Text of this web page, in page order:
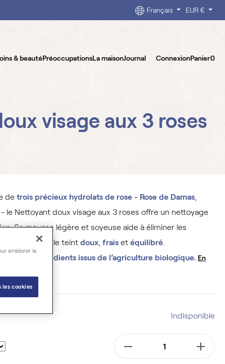
Français EUR €
& beautéPréoccupationsLa maisonJournal ConnexionPanier0
visage aux 3 roses
de trois précieux hydrolats de rose - Rose de Damas
- le Nettoyant doux visage aux 3 roses offre un nettoyage
. Sa mousse légère et soyeuse aide à éliminer les
peau, laissant le teint doux frais et équilibré
64 % d’ingrédients issus de l’agriculture biologique. En
Indisponible
améliorer la
les cookies